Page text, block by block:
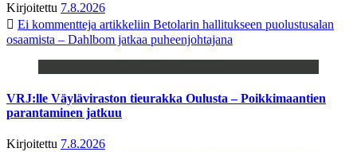
Kirjoitettu 7.8.2026
Ei kommentteja artikkeliin Betolarin hallitukseen puolustusalan
osaamista – Dahlbom jatkaa puheenjohtajana
VRJ:lle Väyläviraston tieurakka Oulusta – Poikkimaantien
parantaminen jatkuu
Kirjoitettu 7.8.2026